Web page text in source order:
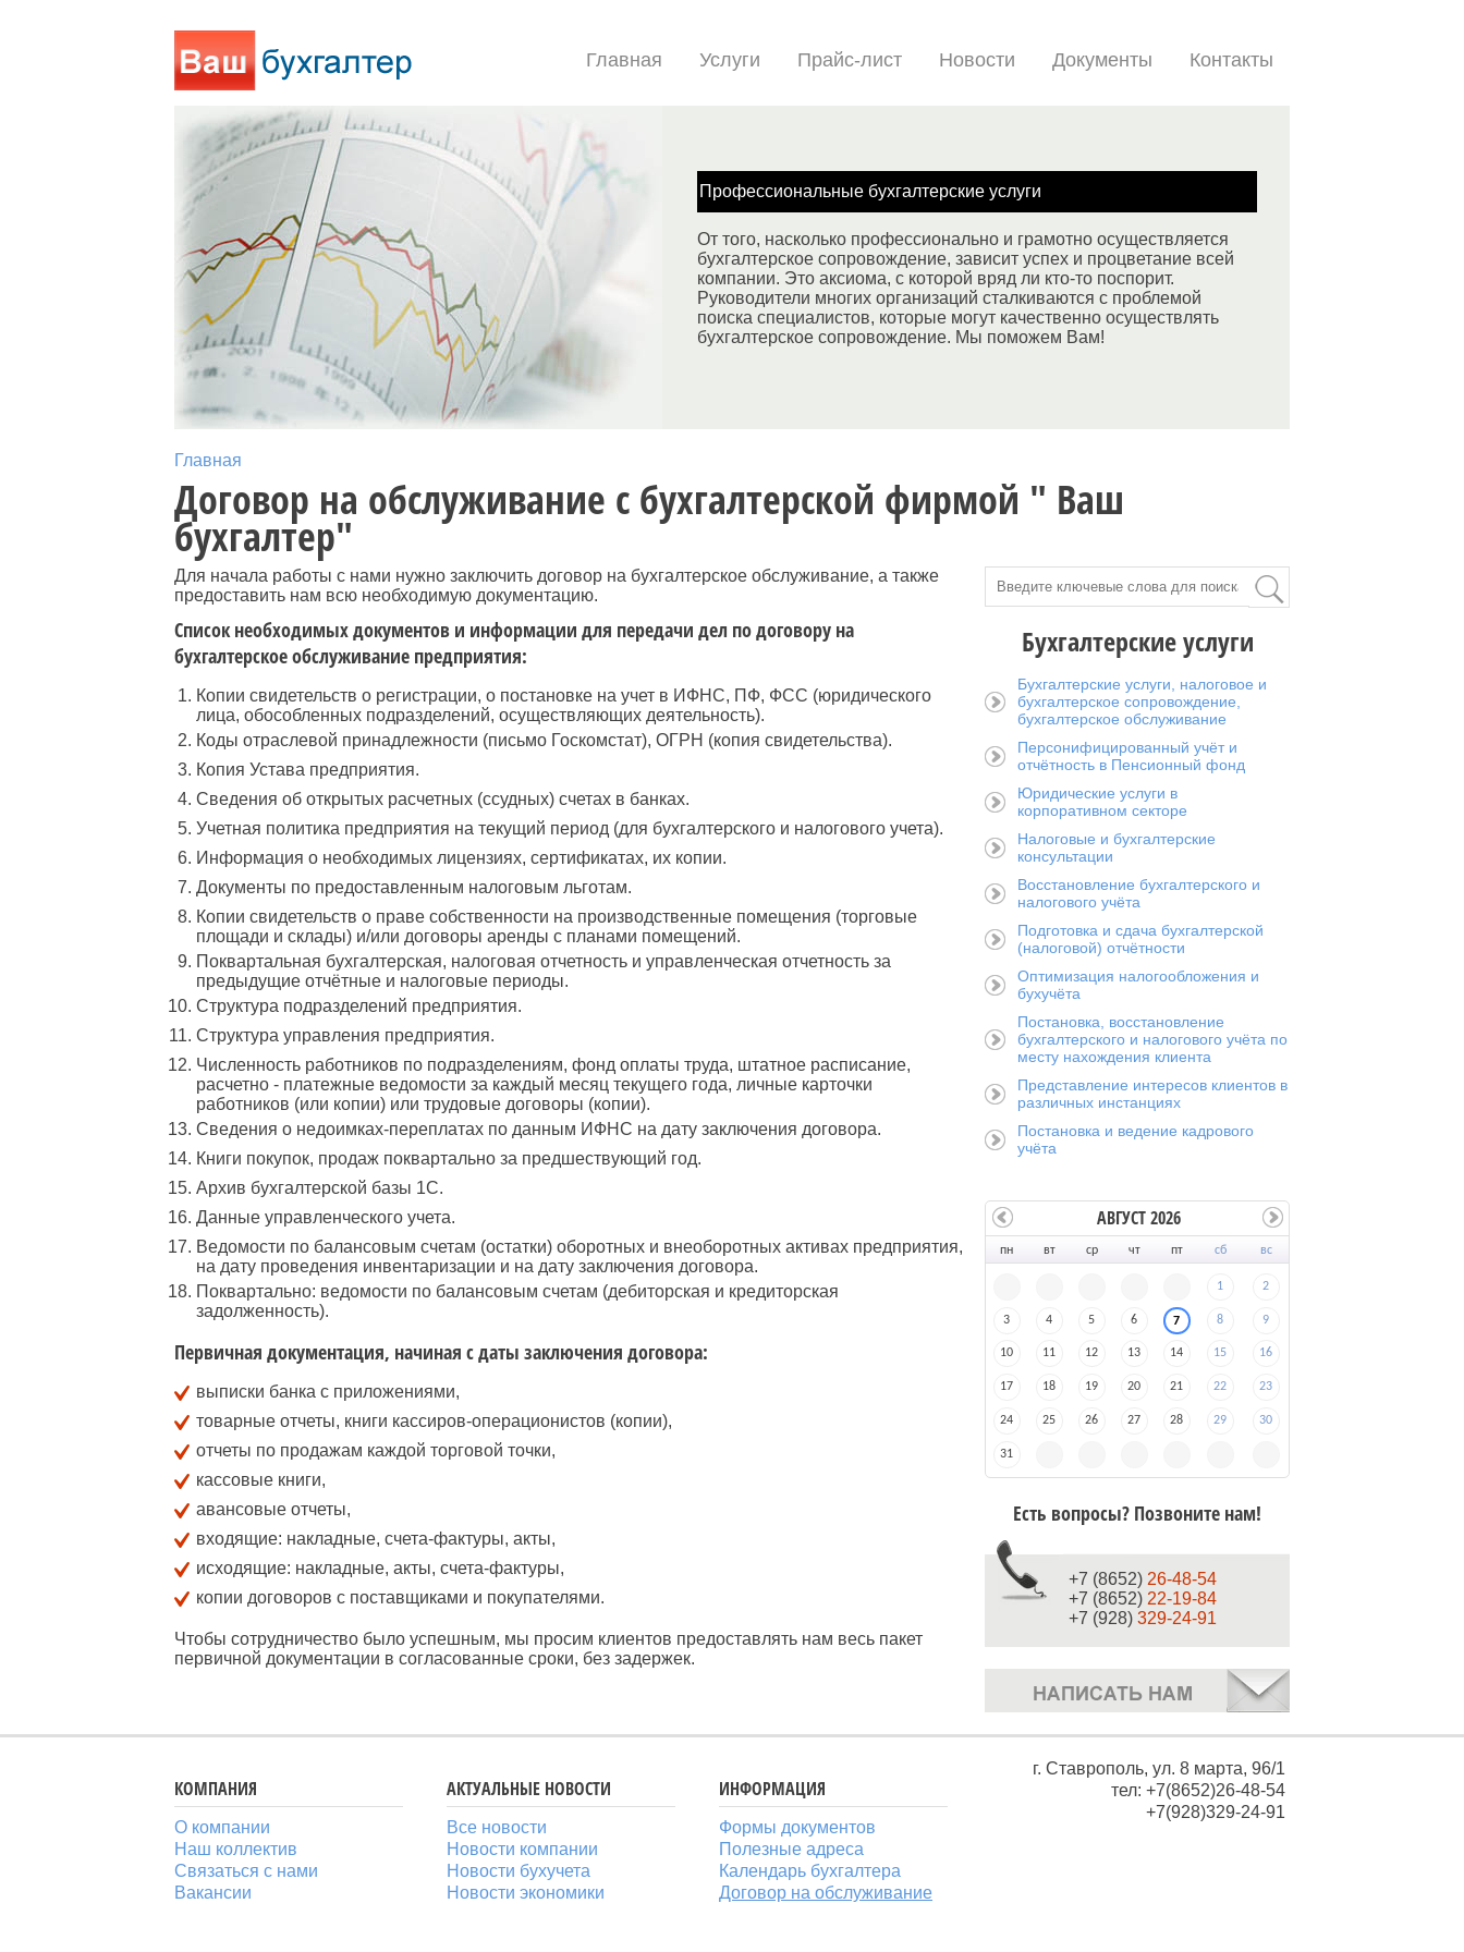
Главная Услуги Прайс-лист Новости Документы Контакты
Профессиональные бухгалтерские услуги
От того, насколько профессионально и грамотно осуществляется
бухгалтерское сопровождение, зависит успех и процветание всей
компании. Это аксиома, с которой вряд ли кто-то поспорит.
Руководители многих организаций сталкиваются с проблемой
поиска специалистов, которые могут качественно осуществлять
бухгалтерское сопровождение. Мы поможем Вам!
Главная
Договор на обслуживание с бухгалтерской фирмой " Ваш
бухгалтер"
Для начала работы с нами нужно заключить договор на бухгалтерское обслуживание, а также
предоставить нам всю необходимую документацию.
Список необходимых документов и информации для передачи дел по договору на
бухгалтерское обслуживание предприятия:
Копии свидетельств о регистрации, о постановке на учет в ИФНС, ПФ, ФСС (юридического
лица, обособленных подразделений, осуществляющих деятельность).
Коды отраслевой принадлежности (письмо Госкомстат), ОГРН (копия свидетельства).
Копия Устава предприятия.
Сведения об открытых расчетных (ссудных) счетах в банках.
Учетная политика предприятия на текущий период (для бухгалтерского и налогового учета).
Информация о необходимых лицензиях, сертификатах, их копии.
Документы по предоставленным налоговым льготам.
Копии свидетельств о праве собственности на производственные помещения (торговые
площади и склады) и/или договоры аренды с планами помещений.
Поквартальная бухгалтерская, налоговая отчетность и управленческая отчетность за
предыдущие отчётные и налоговые периоды.
Структура подразделений предприятия.
Структура управления предприятия.
Численность работников по подразделениям, фонд оплаты труда, штатное расписание,
расчетно - платежные ведомости за каждый месяц текущего года, личные карточки
работников (или копии) или трудовые договоры (копии).
Сведения о недоимках-переплатах по данным ИФНС на дату заключения договора.
Книги покупок, продаж поквартально за предшествующий год.
Архив бухгалтерской базы 1С.
Данные управленческого учета.
Ведомости по балансовым счетам (остатки) оборотных и внеоборотных активах предприятия,
на дату проведения инвентаризации и на дату заключения договора.
Поквартально: ведомости по балансовым счетам (дебиторская и кредиторская
задолженность).
Первичная документация, начиная с даты заключения договора:
выписки банка с приложениями,
товарные отчеты, книги кассиров-операционистов (копии),
отчеты по продажам каждой торговой точки,
кассовые книги,
авансовые отчеты,
входящие: накладные, счета-фактуры, акты,
исходящие: накладные, акты, счета-фактуры,
копии договоров с поставщиками и покупателями.
Чтобы сотрудничество было успешным, мы просим клиентов предоставлять нам весь пакет
первичной документации в согласованные сроки, без задержек.
Бухгалтерские услуги
Бухгалтерские услуги, налоговое и
бухгалтерское сопровождение,
бухгалтерское обслуживание
Персонифицированный учёт и
отчётность в Пенсионный фонд
Юридические услуги в
корпоративном секторе
Налоговые и бухгалтерские
консультации
Восстановление бухгалтерского и
налогового учёта
Подготовка и сдача бухгалтерской
(налоговой) отчётности
Оптимизация налогообложения и
бухучёта
Постановка, восстановление
бухгалтерского и налогового учёта по
месту нахождения клиента
Представление интересов клиентов в
различных инстанциях
Постановка и ведение кадрового
учёта
пн вт ср чт пт сб вс
1 2
3 4 5 6 7 8 9
10 11 12 13 14 15 16
17 18 19 20 21 22 23
24 25 26 27 28 29 30
31
АВГУСТ 2026
Есть вопросы? Позвоните нам!
+7 (8652) 26-48-54
+7 (8652) 22-19-84
+7 (928) 329-24-91
КОМПАНИЯ
О компании
Наш коллектив
Связаться с нами
Вакансии
АКТУАЛЬНЫЕ НОВОСТИ
Все новости
Новости компании
Новости бухучета
Новости экономики
ИНФОРМАЦИЯ
Формы документов
Полезные адреса
Календарь бухгалтера
Договор на обслуживание
г. Ставрополь, ул. 8 марта, 96/1
тел: +7(8652)26-48-54
+7(928)329-24-91